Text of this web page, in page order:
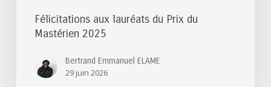
Félicitations aux lauréats du Prix du
Mastérien 2025
Bertrand Emmanuel ELAME
29 juin 2026